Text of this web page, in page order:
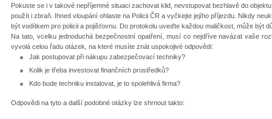
Pokuste se i v takové nepříjemné situaci zachovat klid, nevstupovat bezhlavě do
použít i zbraň. Ihned vloupání ohlaste na Policii ČR a vyčkejte jejího příjezdu. Nikdy
být vodítkem pro policii a pojišťovnu. Do protokolu uveďte každou maličkost, může být
Na tato, vcelku jednoduchá bezpečnostní opatření, musí co nejdříve navázat vaše
vyvolá celou řadu otázek, na které musíte znát uspokojivé odpovědi:
Jak postupovat při nákupu zabezpečovací techniky?
Kolik je třeba investovat finančních prostředků?
Kdo bude techniku instalovat, je to spolehlivá firma?
Odpovědi na tyto a další podobné otázky lze shrnout takto: